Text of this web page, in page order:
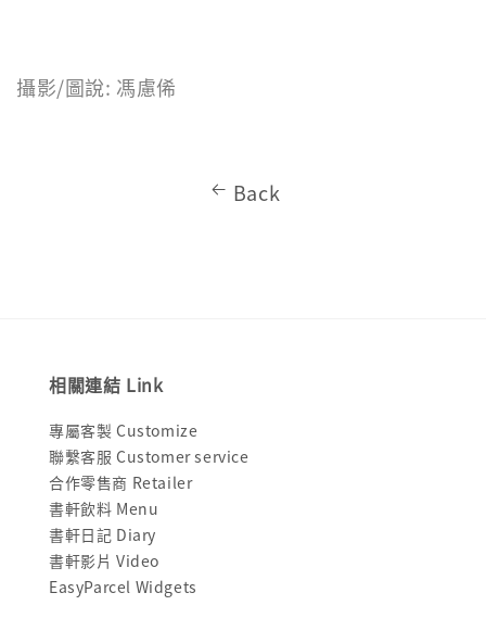
攝影/圖說: 馮慮俙
Back
相關連結 Link
專屬客製 Customize
聯繫客服 Customer service
合作零售商 Retailer
書軒飲料 Menu
書軒日記 Diary
書軒影片 Video
EasyParcel Widgets